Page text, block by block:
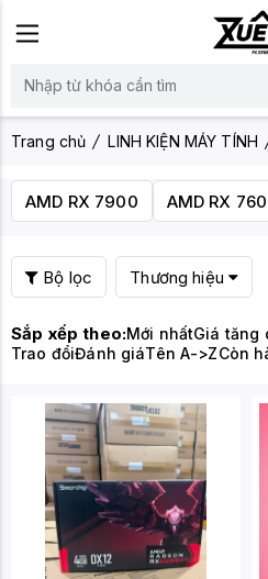
Trang chủ LINH KIỆN MÁY TÍNH
AMD RX 7900 AMD RX
Bộ lọc Thương hiệu
Sắp xếp theo:Mới nhấtGiá tăng
Trao đổiĐánh giáTên A->ZCòn